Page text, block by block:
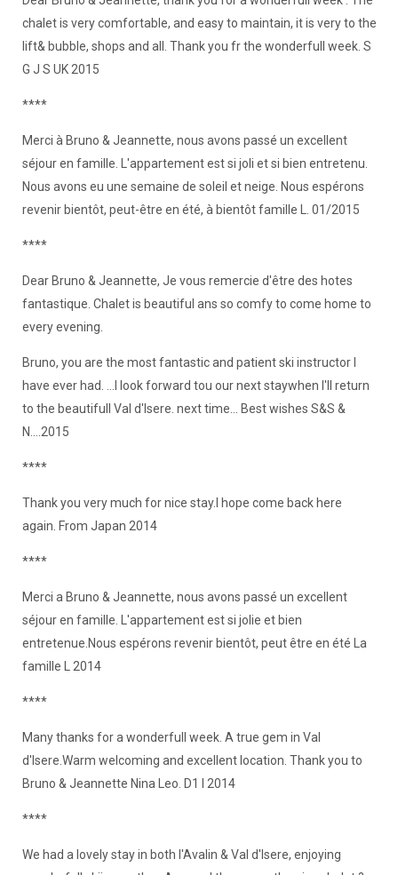
chalet is very comfortable, and easy to maintain, it is very to the
lift& bubble, shops and all. Thank you fr the wonderfull week. S
G J S UK 2015
****
Merci à Bruno & Jeannette, nous avons passé un excellent
séjour en famille. L'appartement est si joli et si bien entretenu.
Nous avons eu une semaine de soleil et neige. Nous espérons
revenir bientôt, peut-être en été, à bientôt famille L. 01/2015
****
Dear Bruno & Jeannette, Je vous remercie d'être des hotes
fantastique. Chalet is beautiful ans so comfy to come home to
every evening.
Bruno, you are the most fantastic and patient ski instructor I
have ever had. ...I look forward tou our next staywhen I'll return
to the beautifull Val d'Isere. next time... Best wishes S&S &
N....2015
****
Thank you very much for nice stay.I hope come back here
again. From Japan 2014
****
Merci a Bruno & Jeannette, nous avons passé un excellent
séjour en famille. L'appartement est si jolie et bien
entretenue.Nous espérons revenir bientôt, peut être en été La
famille L 2014
****
Many thanks for a wonderfull week. A true gem in Val
d'Isere.Warm welcoming and excellent location. Thank you to
Bruno & Jeannette Nina Leo. D1 I 2014
****
We had a lovely stay in both l'Avalin & Val d'Isere, enjoying